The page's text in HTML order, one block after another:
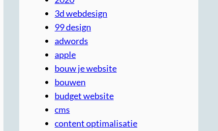
3d webdesign
99 design
adwords
apple
bouw je website
bouwen
budget website
cms
content optimalisatie